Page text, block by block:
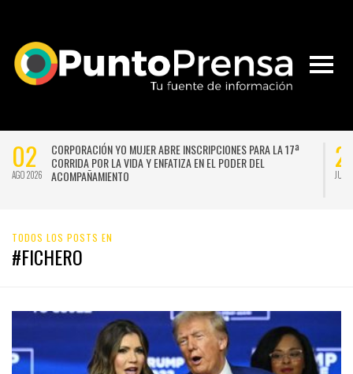
02
AGO 2026
CORPORACIÓN YO MUJER ABRE INSCRIPCIONES PARA LA 17ª
CORRIDA POR LA VIDA Y ENFATIZA EN EL PODER DEL
ACOMPAÑAMIENTO
JUL
TODOS LOS POSTS EN
#FICHERO